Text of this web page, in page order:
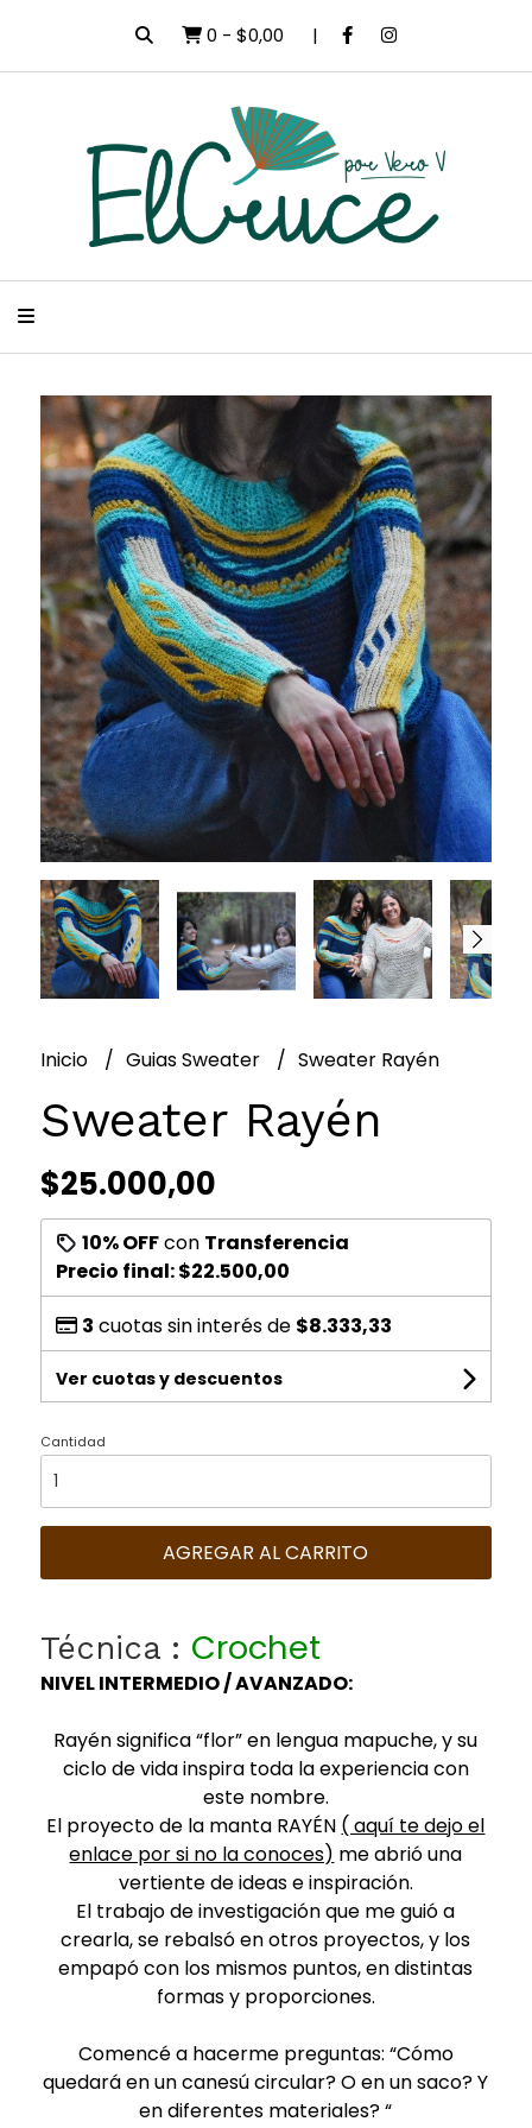
0 - $0,00
Inicio Guias Sweater Sweater Rayén
Sweater Rayén
$25.000,00
10% OFFcon Transferencia
Precio final:$22.500,00
3 cuotas sin interés de $8.333,33
Ver cuotas y descuentos
Cantidad
AGREGAR AL CARRITO
Técnica : Crochet
NIVEL INTERMEDIO / AVANZADO:
Rayén significa “flor” en lengua mapuche, y su
ciclo de vida inspira toda la experiencia con
este nombre.
El proyecto de la manta RAYÉN ( aquí te dejo el
enlace por si no la conoces) me abrió una
vertiente de ideas e inspiración.
El trabajo de investigación que me guió a
crearla, se rebalsó en otros proyectos, y los
empapó con los mismos puntos, en distintas
formas y proporciones.
Comencé a hacerme preguntas: “Cómo
quedará en un canesú circular? O en un saco? Y
en diferentes materiales? “